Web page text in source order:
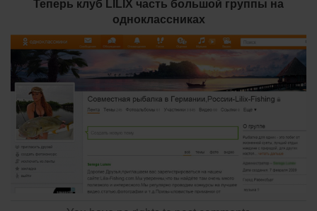
Теперь клуб LILIX часть большой группы на
одноклассниках